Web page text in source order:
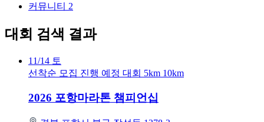
커뮤니티 2
대회 검색 결과
11/14 토
선착순 모집 진행 예정 대회 5km 10km
2026 포항마라톤 챔피언십